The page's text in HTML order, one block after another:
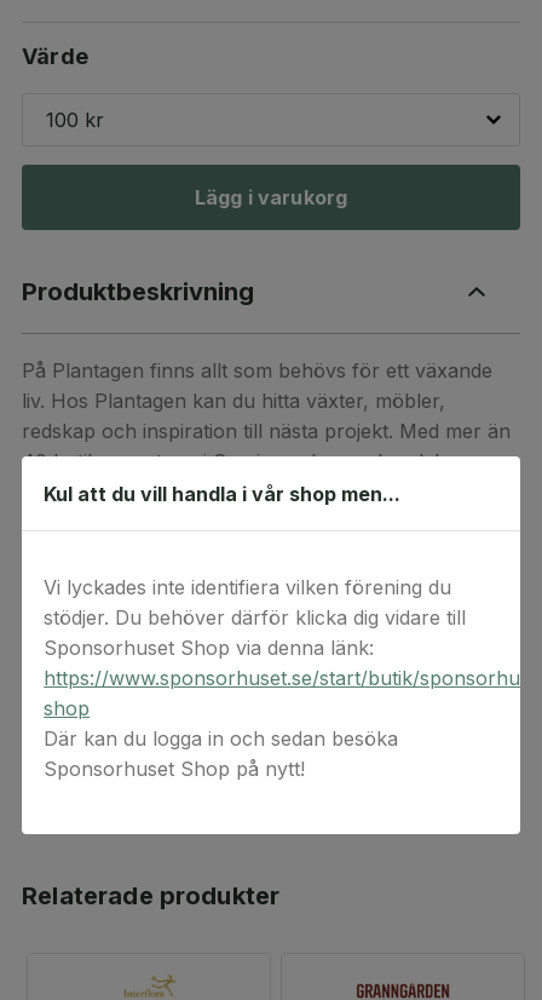
Värde
100 kr
Lägg i varukorg
Produktbeskrivning
På Plantagen finns allt som behövs för ett växande
liv. Hos Plantagen kan du hitta växter, möbler,
redskap och inspiration till nästa projekt. Med mer än
40 butiker runt om i Sverige och en e-handel som
alltid har öppet hjälper Plantagen dig att komma
Plantagens presentkort kan användas i alla
svenska butiker samt online.
Presentkortet är giltigt i två år från inköpsdatum.
Presentkortet kan inte bytas mot kontanter.
Relaterade produkter
Kul att du vill handla i vår shop men...
Vi lyckades inte identifiera vilken förening du
stödjer. Du behöver därför klicka dig vidare till
Sponsorhuset Shop via denna länk:
https://www.sponsorhuset.se/start/butik/
shop
Där kan du logga in och sedan besöka
Sponsorhuset Shop på nytt!